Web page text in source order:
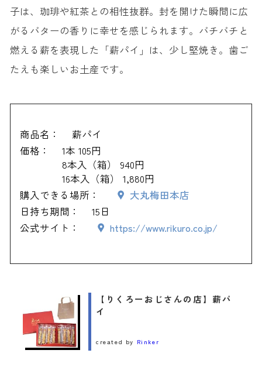
子は、珈琲や紅茶との相性抜群。封を開けた瞬間に広
がるバターの香りに幸せを感じられます。バチバチと
燃える薪を表現した「薪パイ」は、少し堅焼き。歯ご
たえも楽しいお土産です。
商品名：
薪パイ
価格：
1本 105円
8本入（箱） 940円
16本入（箱） 1,880円
購入できる場所：
大丸梅田本店
日持ち期間：
15日
公式サイト：
https://www.rikuro.co.jp/
【りくろーおじさんの店】薪パ
イ
created by Rinker